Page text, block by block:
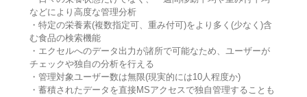
などにより高度な管理分析
・特定の栄養素(複数指定可、重み付可)をより多く(少なく)含
む食品の検索機能
・エクセルへのデータ出力が諸所で可能なため、ユーザーが
チェックや独自の分析を行える
・管理対象ユーザー数は無限(現実的には10人程度か)
・蓄積されたデータを直接MSアクセスで独自管理することも